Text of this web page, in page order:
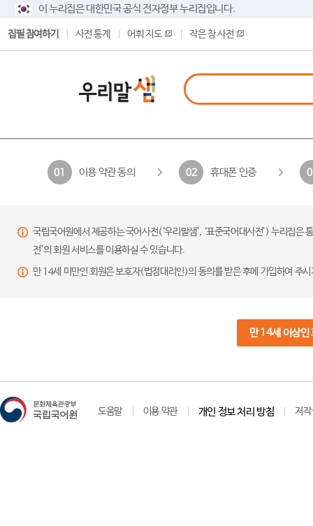
이 누리집은 대한민국 공식 전자정부 누리집입니다.
집필 참여하기 사전 통계 어휘 지도 작은 창 사전
01 이용 약관 동의 02 휴대폰 인증
국립국어원에서 제공하는 국어사전(‘우리말샘’, ‘표준국어대사전’) 누리집
전’의 회원 서비스를 이용하실 수 있습니다.
만 14세 미만인 회원은 보호자(법정대리인)의 동의를 받은 후에 가입하여 주
만 14세 이상인
도움말 이용 약관 개인 정보 처리 방침 저